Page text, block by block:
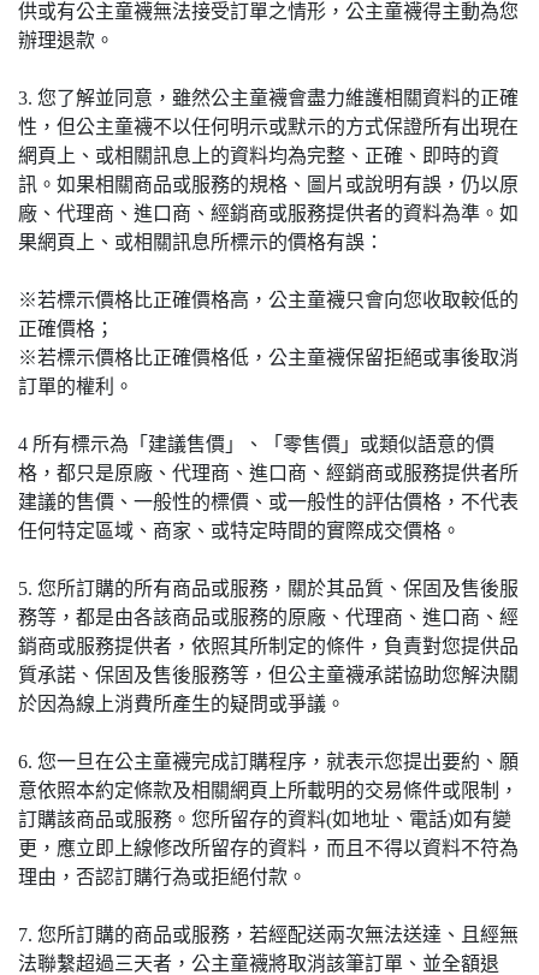
供或有公主童襪無法接受訂單之情形，公主童襪得主動為您
辦理退款。
3. 您了解並同意，雖然公主童襪會盡力維護相關資料的正確
性，但公主童襪不以任何明示或默示的方式保證所有出現在
網頁上、或相關訊息上的資料均為完整、正確、即時的資
訊。如果相關商品或服務的規格、圖片或說明有誤，仍以原
廠、代理商、進口商、經銷商或服務提供者的資料為準。如
果網頁上、或相關訊息所標示的價格有誤：
※若標示價格比正確價格高，公主童襪只會向您收取較低的
正確價格；
※若標示價格比正確價格低，公主童襪保留拒絕或事後取消
訂單的權利。
4 所有標示為「建議售價」、「零售價」或類似語意的價
格，都只是原廠、代理商、進口商、經銷商或服務提供者所
建議的售價、一般性的標價、或一般性的評估價格，不代表
任何特定區域、商家、或特定時間的實際成交價格。
5. 您所訂購的所有商品或服務，關於其品質、保固及售後服
務等，都是由各該商品或服務的原廠、代理商、進口商、經
銷商或服務提供者，依照其所制定的條件，負責對您提供品
質承諾、保固及售後服務等，但公主童襪承諾協助您解決關
於因為線上消費所產生的疑問或爭議。
6. 您一旦在公主童襪完成訂購程序，就表示您提出要約、願
意依照本約定條款及相關網頁上所載明的交易條件或限制，
訂購該商品或服務。您所留存的資料(如地址、電話)如有變
更，應立即上線修改所留存的資料，而且不得以資料不符為
理由，否認訂購行為或拒絕付款。
7. 您所訂購的商品或服務，若經配送兩次無法送達、且經無
法聯繫超過三天者，公主童襪將取消該筆訂單、並全額退